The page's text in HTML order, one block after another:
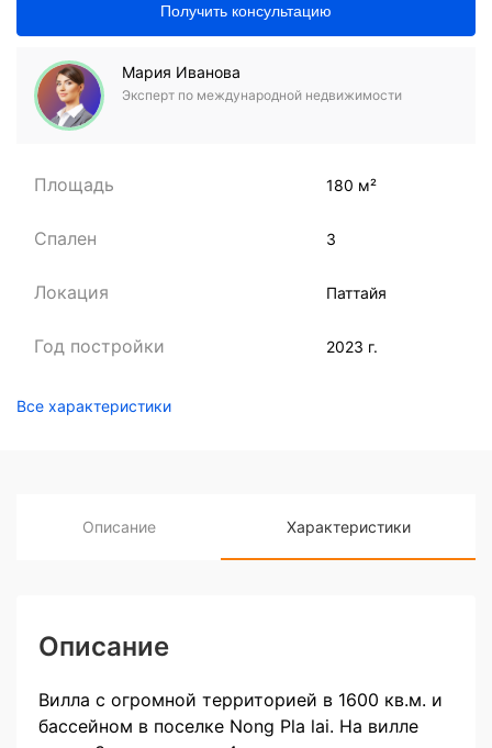
Получить консультацию
Мария Иванова
Эксперт по международной недвижимости
Площадь 180 м²
Спален 3
Локация Паттайя
Год постройки 2023 г.
Все характеристики
Описание Характеристики
Описание
Вилла с огромной территорией в 1600 кв.м. и
бассейном в поселке Nong Pla lai. На вилле